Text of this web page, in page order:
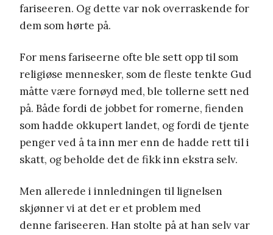
fariseeren. Og dette var nok overraskende for
dem som hørte på.
For mens fariseerne ofte ble sett opp til som
religiøse mennesker, som de fleste tenkte Gud
måtte være fornøyd med, ble tollerne sett ned
på. Både fordi de jobbet for romerne, fienden
som hadde okkupert landet, og fordi de tjente
penger ved å ta inn mer enn de hadde rett til i
skatt, og beholde det de fikk inn ekstra selv.
Men allerede i innledningen til lignelsen
skjønner vi at det er et problem med
denne fariseeren. Han stolte på at han selv var